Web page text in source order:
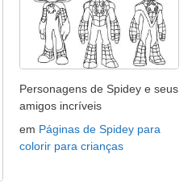
Personagens de Spidey e seus
amigos incríveis
em Páginas de Spidey para
colorir para crianças